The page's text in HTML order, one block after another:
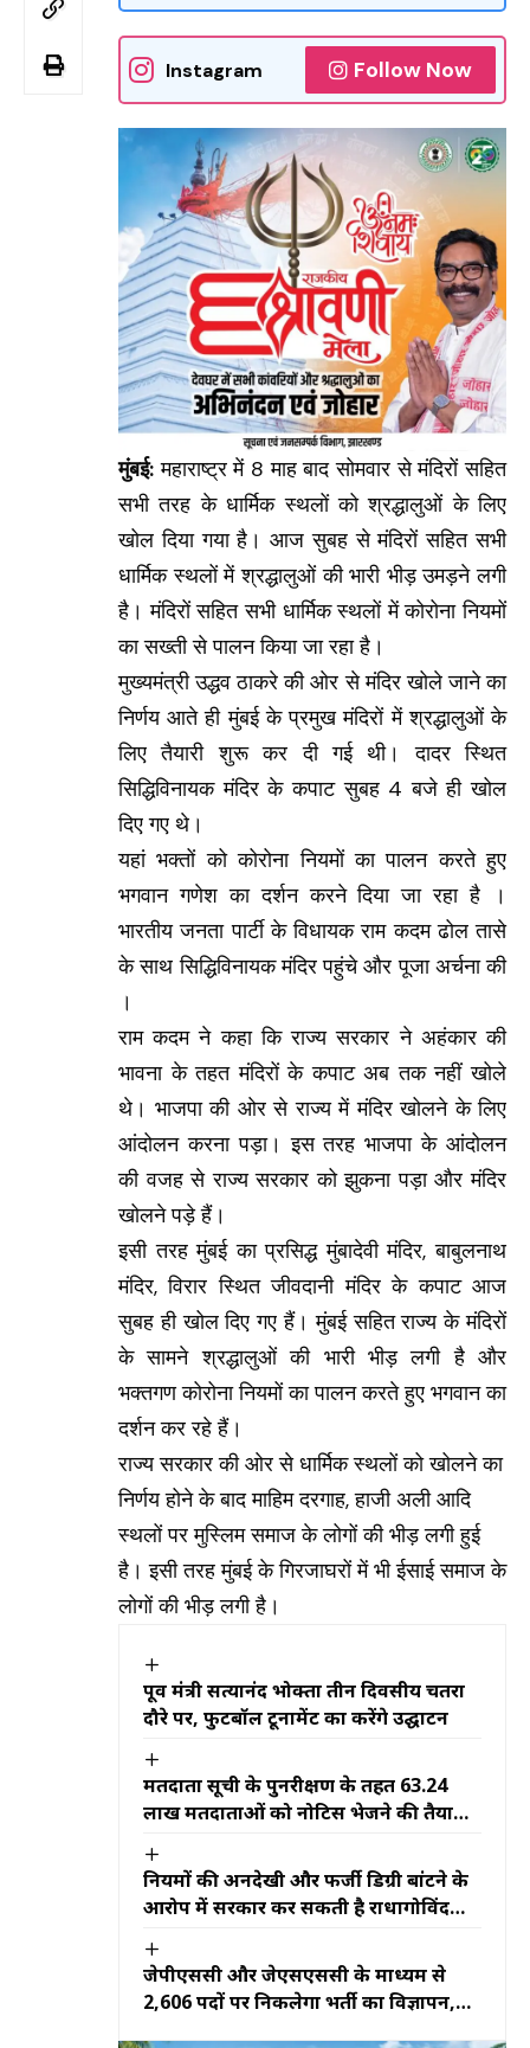
Instagram Follow Now
मुंबई: महाराष्ट्र में 8 माह बाद सोमवार से मंदिरों सहित
सभी तरह के धार्मिक स्थलों को श्रद्धालुओं के लिए
खोल दिया गया है। आज सुबह से मंदिरों सहित सभी
धार्मिक स्थलों में श्रद्धालुओं की भारी भीड़ उमड़ने लगी
है। मंदिरों सहित सभी धार्मिक स्थलों में कोरोना नियमों
का सख्ती से पालन किया जा रहा है।
मुख्यमंत्री उद्धव ठाकरे की ओर से मंदिर खोले जाने का
निर्णय आते ही मुंबई के प्रमुख मंदिरों में श्रद्धालुओं के
लिए तैयारी शुरू कर दी गई थी। दादर स्थित
सिद्धिविनायक मंदिर के कपाट सुबह 4 बजे ही खोल
दिए गए थे।
यहां भक्तों को कोरोना नियमों का पालन करते हुए
भगवान गणेश का दर्शन करने दिया जा रहा है ।
भारतीय जनता पार्टी के विधायक राम कदम ढोल तासे
के साथ सिद्धिविनायक मंदिर पहुंचे और पूजा अर्चना की
।
राम कदम ने कहा कि राज्य सरकार ने अहंकार की
भावना के तहत मंदिरों के कपाट अब तक नहीं खोले
थे। भाजपा की ओर से राज्य में मंदिर खोलने के लिए
आंदोलन करना पड़ा। इस तरह भाजपा के आंदोलन
की वजह से राज्य सरकार को झुकना पड़ा और मंदिर
खोलने पड़े हैं।
इसी तरह मुंबई का प्रसिद्ध मुंबादेवी मंदिर, बाबुलनाथ
मंदिर, विरार स्थित जीवदानी मंदिर के कपाट आज
सुबह ही खोल दिए गए हैं। मुंबई सहित राज्य के मंदिरों
के सामने श्रद्धालुओं की भारी भीड़ लगी है और
भक्तगण कोरोना नियमों का पालन करते हुए भगवान का
दर्शन कर रहे हैं।
राज्य सरकार की ओर से धार्मिक स्थलों को खोलने का
निर्णय होने के बाद माहिम दरगाह, हाजी अली आदि
स्थलों पर मुस्लिम समाज के लोगों की भीड़ लगी हुई
है। इसी तरह मुंबई के गिरजाघरों में भी ईसाई समाज के
लोगों की भीड़ लगी है।
पूर्व मंत्री सत्यानंद भोक्ता तीन दिवसीय चतरा
दौरे पर, फुटबॉल टूर्नामेंट का करेंगे उद्घाटन
मतदाता सूची के पुनरीक्षण के तहत 63.24
लाख मतदाताओं को नोटिस भेजने की तैयारी,
नियमों की अनदेखी और फर्जी डिग्री बांटने के
आरोप में सरकार कर सकती है राधागोविंद
मामला
जेपीएससी और जेएसएससी के माध्यम से
2,606 पदों पर निकलेगा भर्ती का विज्ञापन,